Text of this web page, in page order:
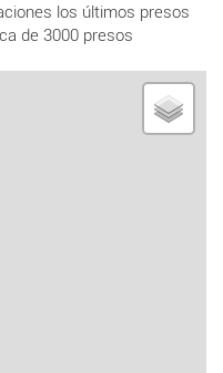
los últimos presos
de 3000 presos